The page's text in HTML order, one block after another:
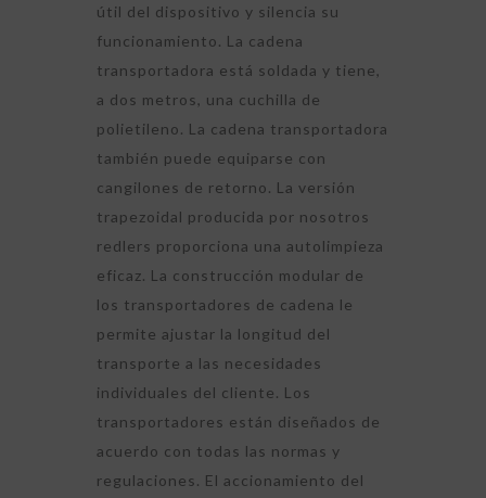
útil del dispositivo y silencia su
funcionamiento. La cadena
transportadora está soldada y tiene,
a dos metros, una cuchilla de
polietileno. La cadena transportadora
también puede equiparse con
cangilones de retorno. La versión
trapezoidal producida por nosotros
redlers proporciona una autolimpieza
eficaz. La construcción modular de
los transportadores de cadena le
permite ajustar la longitud del
transporte a las necesidades
individuales del cliente. Los
transportadores están diseñados de
acuerdo con todas las normas y
regulaciones. El accionamiento del